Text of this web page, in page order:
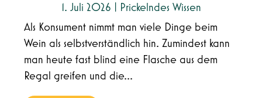
1. Juli 2026
Prickelndes Wissen
Als Konsument nimmt man viele Dinge beim
Wein als selbstverständlich hin. Zumindest kann
man heute fast blind eine Flasche aus dem
Regal greifen und die...